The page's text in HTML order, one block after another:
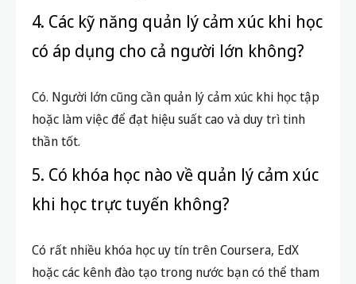
4. Các kỹ năng quản lý cảm xúc khi học
có áp dụng cho cả người lớn không?
Có. Người lớn cũng cần quản lý cảm xúc khi học tập
hoặc làm việc để đạt hiệu suất cao và duy trì tinh
thần tốt.
5. Có khóa học nào về quản lý cảm xúc
khi học trực tuyến không?
Có rất nhiều khóa học uy tín trên Coursera, EdX
hoặc các kênh đào tạo trong nước bạn có thể tham